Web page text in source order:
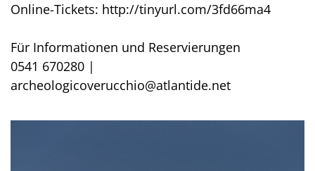
Online-Tickets: http://tinyurl.com/3fd66ma4
Für Informationen und Reservierungen
0541 670280 |
archeologicoverucchio@atlantide.net